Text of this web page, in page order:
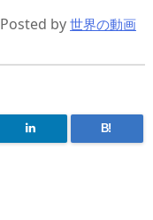
ro
p.
Posted by 世界の動画
B!